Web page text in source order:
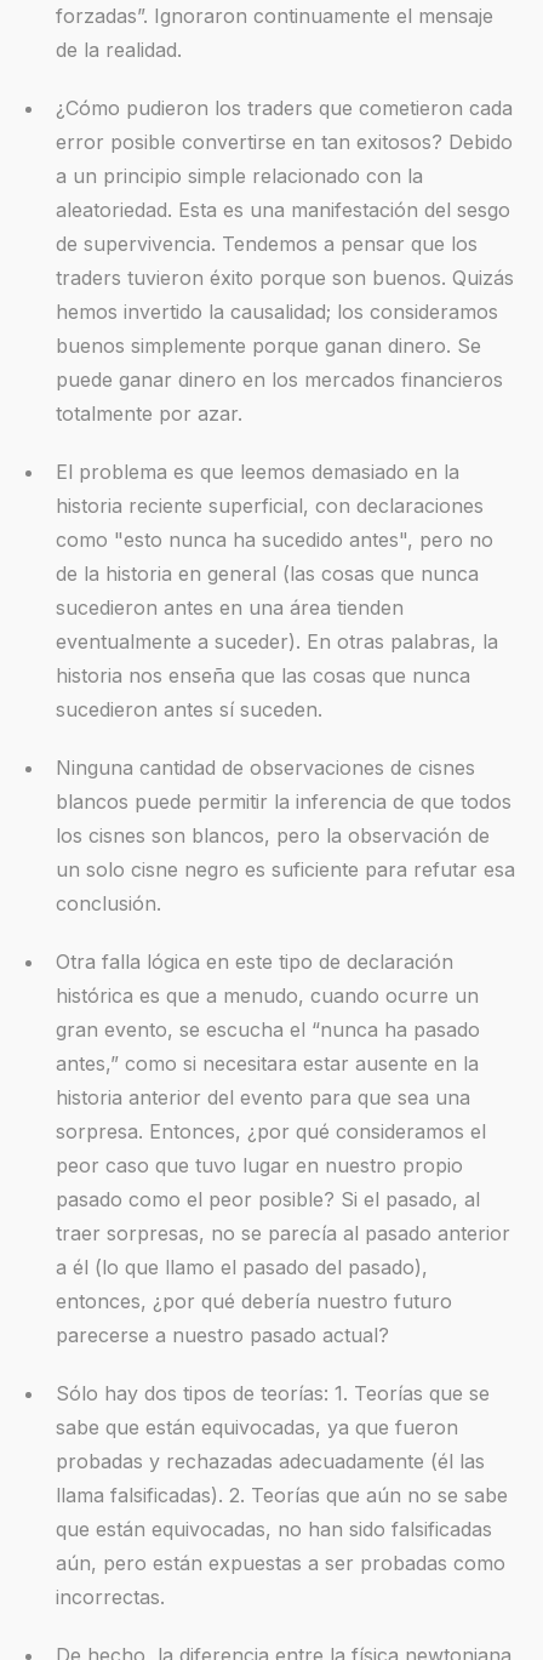
forzadas”. Ignoraron continuamente el mensaje
de la realidad.
¿Cómo pudieron los traders que cometieron cada
error posible convertirse en tan exitosos? Debido
a un principio simple relacionado con la
aleatoriedad. Esta es una manifestación del sesgo
de supervivencia. Tendemos a pensar que los
traders tuvieron éxito porque son buenos. Quizás
hemos invertido la causalidad; los consideramos
buenos simplemente porque ganan dinero. Se
puede ganar dinero en los mercados financieros
totalmente por azar.
El problema es que leemos demasiado en la
historia reciente superficial, con declaraciones
como "esto nunca ha sucedido antes", pero no
de la historia en general (las cosas que nunca
sucedieron antes en una área tienden
eventualmente a suceder). En otras palabras, la
historia nos enseña que las cosas que nunca
sucedieron antes sí suceden.
Ninguna cantidad de observaciones de cisnes
blancos puede permitir la inferencia de que todos
los cisnes son blancos, pero la observación de
un solo cisne negro es suficiente para refutar esa
conclusión.
Otra falla lógica en este tipo de declaración
histórica es que a menudo, cuando ocurre un
gran evento, se escucha el “nunca ha pasado
antes,” como si necesitara estar ausente en la
historia anterior del evento para que sea una
sorpresa. Entonces, ¿por qué consideramos el
peor caso que tuvo lugar en nuestro propio
pasado como el peor posible? Si el pasado, al
traer sorpresas, no se parecía al pasado anterior
a él (lo que llamo el pasado del pasado),
entonces, ¿por qué debería nuestro futuro
parecerse a nuestro pasado actual?
Sólo hay dos tipos de teorías: 1. Teorías que se
sabe que están equivocadas, ya que fueron
probadas y rechazadas adecuadamente (él las
llama falsificadas). 2. Teorías que aún no se sabe
que están equivocadas, no han sido falsificadas
aún, pero están expuestas a ser probadas como
incorrectas.
De hecho, la diferencia entre la física newtoniana,